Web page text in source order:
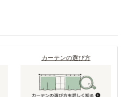
カーテンの選び方